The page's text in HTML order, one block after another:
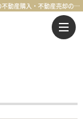
日別一覧【2026年6月5日】 | 鶴ヶ島市・坂戸市・東松山市・川越市の不動産購入・不動産売却のことならセンチュリー21明和ハウス